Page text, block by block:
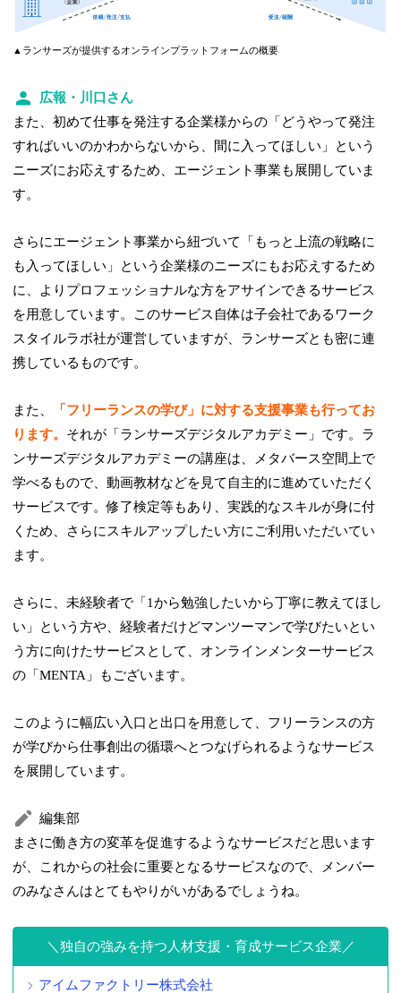
▲ランサーズが提供するオンラインプラットフォームの概要
広報・川口さん
また、初めて仕事を発注する企業様からの「どうやって発注
すればいいのかわからないから、間に入ってほしい」という
ニーズにお応えするため、エージェント事業も展開していま
す。
さらにエージェント事業から紐づいて「もっと上流の戦略に
も入ってほしい」という企業様のニーズにもお応えするため
に、よりプロフェッショナルな方をアサインできるサービス
を用意しています。このサービス自体は子会社であるワーク
スタイルラボ社が運営していますが、ランサーズとも密に連
携しているものです。
また、
「フリーランスの学び」に対する支援事業も行ってお
ります。 それが「ランサーズデジタルアカデミー」です。ラ
ンサーズデジタルアカデミーの講座は、メタバース空間上で
学べるもので、動画教材などを見て自主的に進めていただく
サービスです。修了検定等もあり、実践的なスキルが身に付
くため、さらにスキルアップしたい方にご利用いただいてい
ます。
さらに、未経験者で「1から勉強したいから丁寧に教えてほし
い」という方や、経験者だけどマンツーマンで学びたいとい
う方に向けたサービスとして、オンラインメンターサービス
の「MENTA」もございます。
このように幅広い入口と出口を用意して、フリーランスの方
が学びから仕事創出の循環へとつなげられるようなサービス
を展開しています。
編集部
まさに働き方の変革を促進するようなサービスだと思います
が、これからの社会に重要となるサービスなので、メンバー
のみなさんはとてもやりがいがあるでしょうね。
独自の強みを持つ人材支援・育成サービス企業
アイムファクトリー株式会社